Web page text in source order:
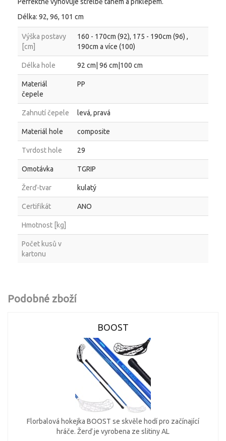
Délka: 92, 96, 101 cm
Výška postavy
[cm]
160 - 170cm (92), 175 - 190cm (96) ,
190cm a více (100)
Délka hole 92 cm| 96 cm|100 cm
Materiál
čepele
PP
Zahnutí čepele levá, pravá
Materiál hole composite
Tvrdost hole 29
Omotávka TGRIP
Žerď-tvar kulatý
Certifikát ANO
Hmotnost [kg]
Počet kusů v
kartonu
Podobné zboží
BOOST
Florbalová hokejka BOOST se skvěle hodí pro začínající
hráče. Žerď je vyrobena ze slitiny AL